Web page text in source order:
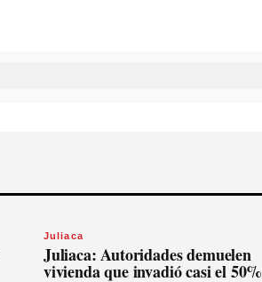
Juliaca
Juliaca: Autoridades demuelen
vivienda que invadió casi el 50%